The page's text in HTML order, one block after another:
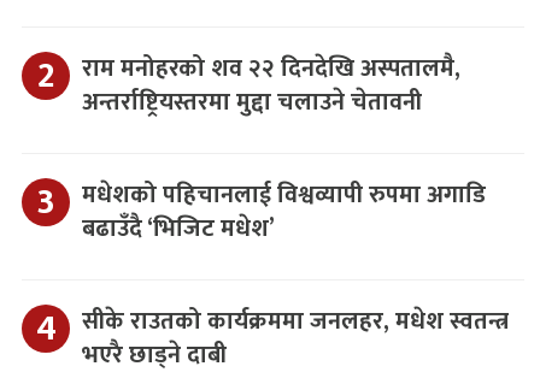
राम मनोहरको शव २२ दिनदेखि अस्पतालमै,
अन्तर्राष्ट्रियस्तरमा मुद्दा चलाउने चेतावनी
मधेशको पहिचानलाई विश्वव्यापी रुपमा अगाडि
बढाउँदै ‘भिजिट मधेश’
सीके राउतको कार्यक्रममा जनलहर, मधेश स्वतन्त्र
भएरै छाड्ने दाबी